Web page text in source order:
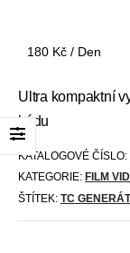
180 Kč / Den
Ultra kompaktní
kódu
KATALOGOVÉ ČÍSLO:
KATEGORIE: FILM
ŠTÍTEK: TC